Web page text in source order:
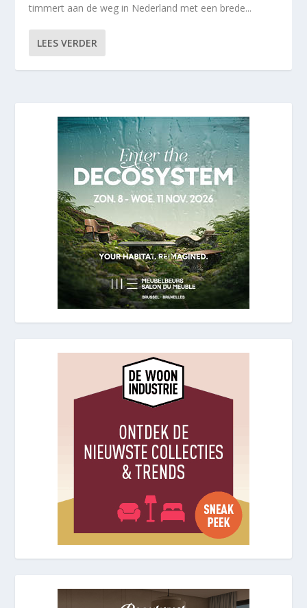
timmert aan de weg in Nederland met een brede...
LEES VERDER